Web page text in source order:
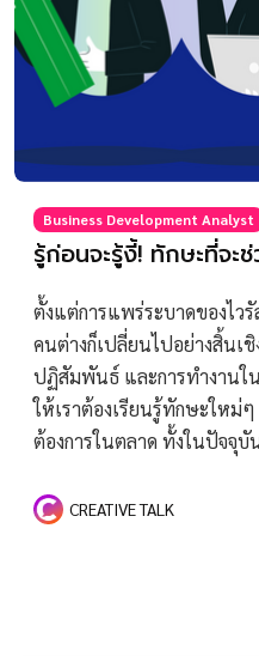
Business Development Analyst
รู้ก่อนจะรู้งี้! ทักษะที่จะ
ตั้งแต่การแพร่ระบาดของไว
คนต่างก็เปลี่ยนไปอย่างสิ้นเ
ปฏิสัมพันธ์ และการทำงานใ
ให้เราต้องเรียนรู้ทักษะใหม่
ต้องการในตลาด ทั้งในปัจจุ
CREATIVE TALK